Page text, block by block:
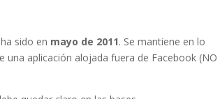
sido en mayo de 2011. Se mantiene en lo
aplicación alojada fuera de Facebook (NO